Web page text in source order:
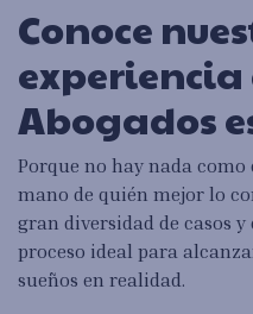
Conoce
experiencia
Abogados
Porque no hay nada
mano de quién mejor lo
gran diversidad de casos y
proceso ideal para
sueños en realidad.